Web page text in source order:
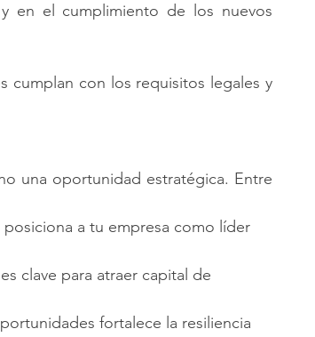
en el cumplimiento de los nuevos
cumplan con los requisitos legales y
una oportunidad estratégica. Entre
a tu empresa como líder
clave para atraer capital de
fortalece la resiliencia